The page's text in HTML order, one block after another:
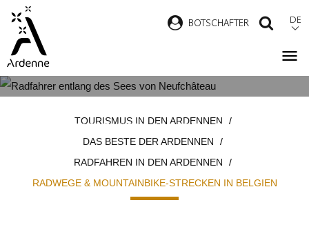
Direkt
zum
Inhalt
BOTSCHAFTER DE
STRECKEN IN BELGIEN
TOURISMUS IN DEN ARDENNEN
DAS BESTE DER ARDENNEN
RADFAHREN IN DEN ARDENNEN
RADWEGE & MOUNTAINBIKE-STRECKEN IN BELGIEN